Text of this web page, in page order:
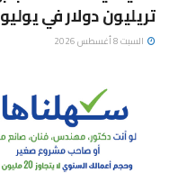
تريليون دولار في يوليو
السبت 8 أغسطس 2026